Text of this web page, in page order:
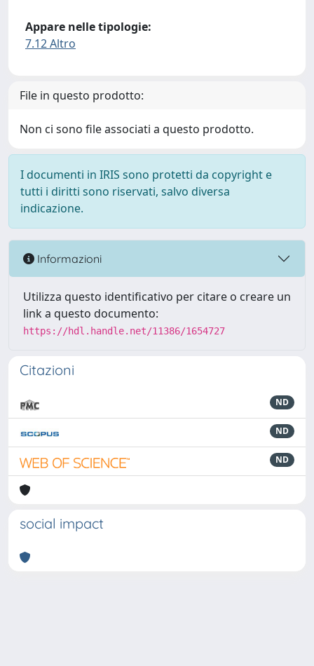
Appare nelle tipologie:
7.12 Altro
File in questo prodotto:
Non ci sono file associati a questo prodotto.
I documenti in IRIS sono protetti da copyright e
tutti i diritti sono riservati, salvo diversa
indicazione.
Informazioni
Utilizza questo identificativo per citare o creare un
link a questo documento:
https://hdl.handle.net/11386/1654727
Citazioni
ND
ND
ND
social impact